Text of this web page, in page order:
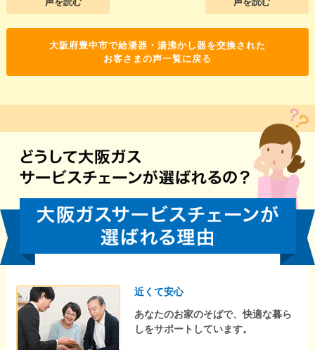
大阪府豊中市で給湯器・湯沸かし器を交換された
お客さまの声一覧に戻る
近くて安心
あなたのお家のそばで、快適な暮ら
しをサポートしています。